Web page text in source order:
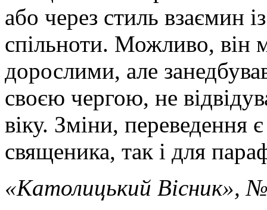
або через стиль взаємин
спільноти. Можливо, він
дорослими, але
своєю чергою, не
віку. Зміни, переведення
священика, так і для
«Католицький Вісник»,